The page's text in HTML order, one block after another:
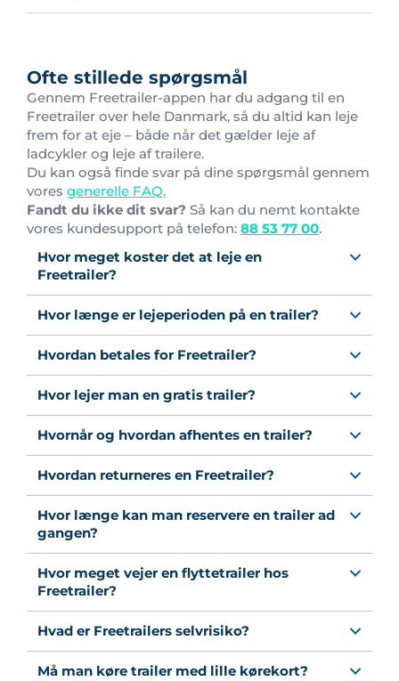
Ofte stillede spørgsmål
Gennem Freetrailer-appen har du adgang til en
Freetrailer over hele Danmark, så du altid kan leje
frem for at eje – både når det gælder leje af
ladcykler og leje af trailere.
Du kan også finde svar på dine spørgsmål gennem
vores generelle FAQ.
Fandt du ikke dit svar? Så kan du nemt kontakte
vores kundesupport på telefon: 88 53 77 00.
Hvor meget koster det at leje en
Freetrailer?
Hvor længe er lejeperioden på en trailer?
Hvordan betales for Freetrailer?
Hvor lejer man en gratis trailer?
Hvornår og hvordan afhentes en trailer?
Hvordan returneres en Freetrailer?
Hvor længe kan man reservere en trailer ad
gangen?
Hvor meget vejer en flyttetrailer hos
Freetrailer?
Hvad er Freetrailers selvrisiko?
Må man køre trailer med lille kørekort?